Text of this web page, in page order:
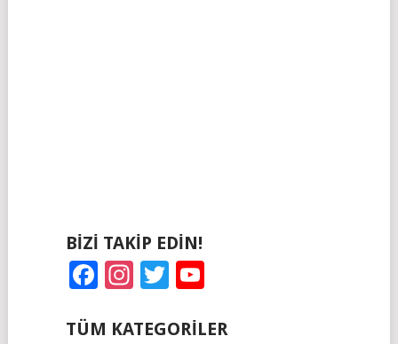
BIZI TAKIP EDIN!
Facebook
Instagram
Twitter
TÜM KATEGORILER